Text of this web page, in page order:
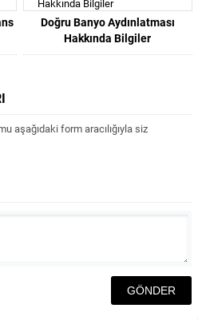
Doğru Banyo Aydınlatması
Hakkında Bilgiler
aşağıdaki form aracılığıyla siz